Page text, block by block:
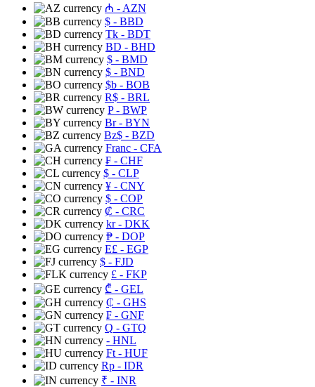
₼ - AZN
$ - BBD
Tk - BDT
BD - BHD
$ - BMD
$ - BND
$b - BOB
R$ - BRL
P- BWP
Br- BYN
Bz$ - BZD
Franc - CFA
₣ - CHF
$ - CLP
¥ - CNY
$ - COP
₡ - CRC
kr- DKK
₱ - DOP
E£ - EGP
$ - FJD
£ - FKP
₾ - GEL
₵ - GHS
₣ - GNF
Q - GTQ
- HNL
Ft - HUF
Rp - IDR
₹ - INR